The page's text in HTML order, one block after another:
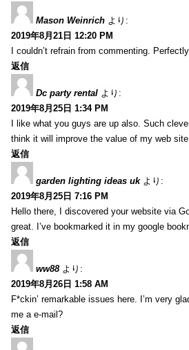
Mason Weinrich より:
2019年8月21日 12:20 PM
I couldn’t refrain from commenting.
返信
Dc party rental より:
2019年8月25日 1:34 PM
I like what you guys are up also. Such
think it will improve the value of my web site
返信
garden lighting ideas uk より:
2019年8月25日 7:16 PM
Hello there, I discovered your website via
great. I’ve bookmarked it in my google
返信
ww88 より:
2019年8月26日 1:58 AM
F*ckin’ remarkable issues here. I’m very
me a e-mail?
返信